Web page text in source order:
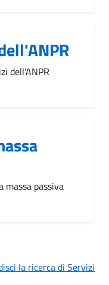
dell'ANPR
massa passiva
la ricerca di Servizi